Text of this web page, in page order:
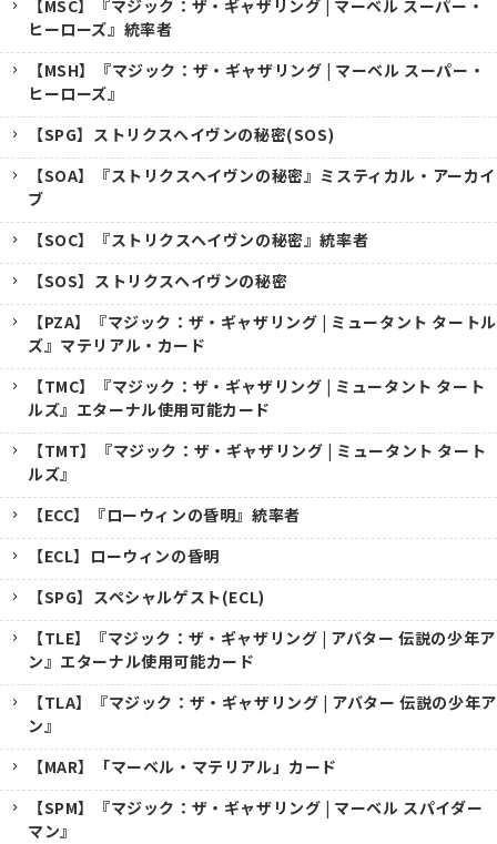
【MSC】『マジック：ザ・ギャザリング | マーベル スーパー・
ヒーローズ』統率者
【MSH】『マジック：ザ・ギャザリング | マーベル スーパー・
ヒーローズ』
【SPG】ストリクスヘイヴンの秘密(SOS)
【SOA】『ストリクスヘイヴンの秘密』ミスティカル・アーカイ
ブ
【SOC】『ストリクスヘイヴンの秘密』統率者
【SOS】ストリクスヘイヴンの秘密
【PZA】『マジック：ザ・ギャザリング | ミュータント タートル
ズ』マテリアル・カード
【TMC】『マジック：ザ・ギャザリング | ミュータント タート
ルズ』エターナル使用可能カード
【TMT】『マジック：ザ・ギャザリング | ミュータント タート
ルズ』
【ECC】『ローウィンの昏明』統率者
【ECL】ローウィンの昏明
【SPG】スペシャルゲスト(ECL)
【TLE】『マジック：ザ・ギャザリング | アバター 伝説の少年ア
ン』エターナル使用可能カード
【TLA】『マジック：ザ・ギャザリング | アバター 伝説の少年ア
ン』
【MAR】「マーベル・マテリアル」カード
【SPM】『マジック：ザ・ギャザリング | マーベル スパイダー
マン』